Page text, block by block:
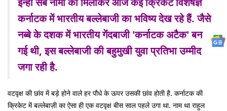
कर्नाटक में भारतीय बल्लेबाजी का भविष्य देख रहे हैं. जैसे
नब्बे के दशक में भारतीय गेंदबाजी 'कर्नाटक अटैक' बन
गई थी, इस बल्लेबाजी की बहुमुखी युवा प्रतिभा उम्मीद
जगा रही है.
वटवृक्ष की छांव में बड़े होने वाले हर पौधे के ऊपर उसकी छांव होती है. कर्नाटक की
क्रिकेट में बल्लेबाज़ी का ऐसा ही एक वटवृक्ष बीस साल पहले उगा था. नाम था राहुल